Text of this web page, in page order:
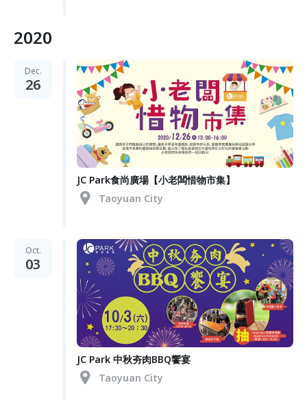
2020
Dec.
26
JC Park食尚廣場【小老闆惜物市集】
Taoyuan City
Oct.
03
JC Park 中秋夯肉BBQ饗宴
Taoyuan City